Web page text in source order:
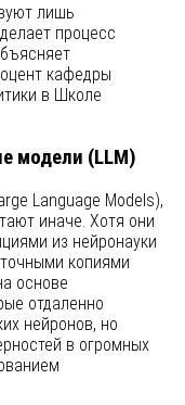
лишь
процесс
кафедры
в Школе
модели (LLM)
Language Models),
иначе. Хотя они
из нейронауки
копиями
основе
отдаленно
нейронов, но
в огромных